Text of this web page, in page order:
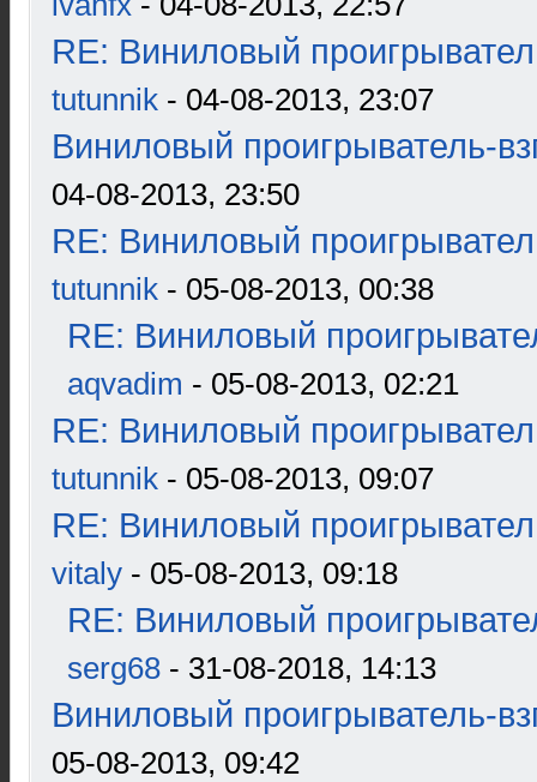
RE: Виниловый
tutunnik - 04-08-2013, 23:07
Виниловый проигрыватель-
04-08-2013, 23:50
RE: Виниловый
tutunnik - 05-08-2013, 00:38
RE: Виниловый
aqvadim - 05-08-2013, 02:21
RE: Виниловый
tutunnik - 05-08-2013, 09:07
RE: Виниловый
vitaly - 05-08-2013, 09:18
RE: Виниловый
serg68 - 31-08-2018, 14:13
Виниловый проигрыватель-
05-08-2013, 09:42